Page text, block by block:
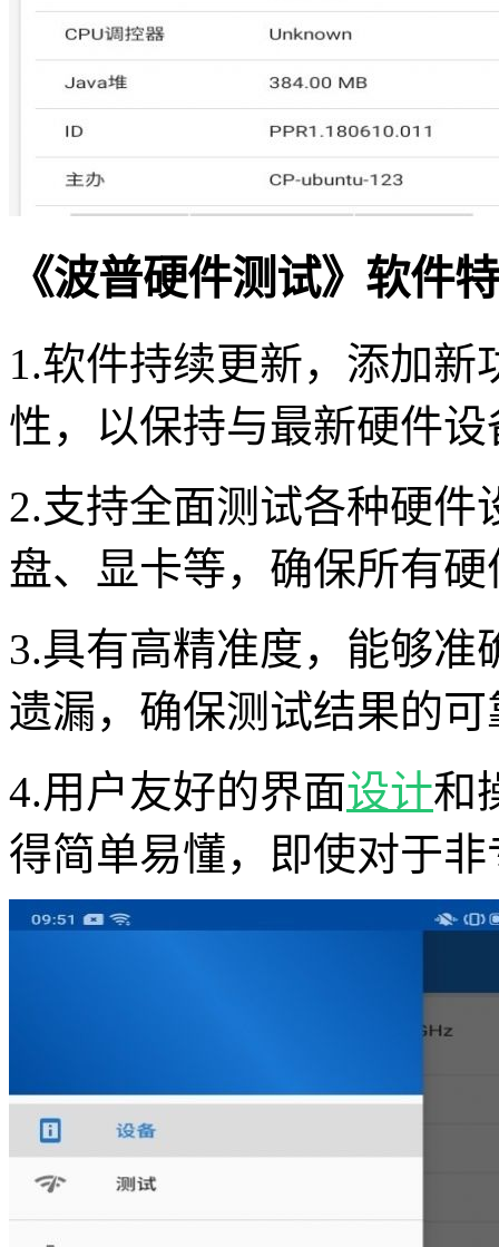
《波普硬件测试》软件
1.软件持续更新，添加
性，以保持与最新硬件
2.支持全面测试各种硬
盘、显卡等，确保所有
3.具有高精准度，能够
遗漏，确保测试结果的可
4.用户友好的界面设计和
得简单易懂，即使对于